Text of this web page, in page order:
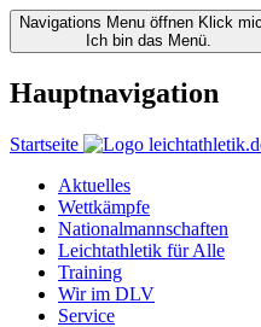
Navigations Menu öffnen Klick
Ich bin das Menü.
Hauptnavigation
Startseite
Aktuelles
Wettkämpfe
Nationalmannschaften
Leichtathletik für Alle
Training
Wir im DLV
Service